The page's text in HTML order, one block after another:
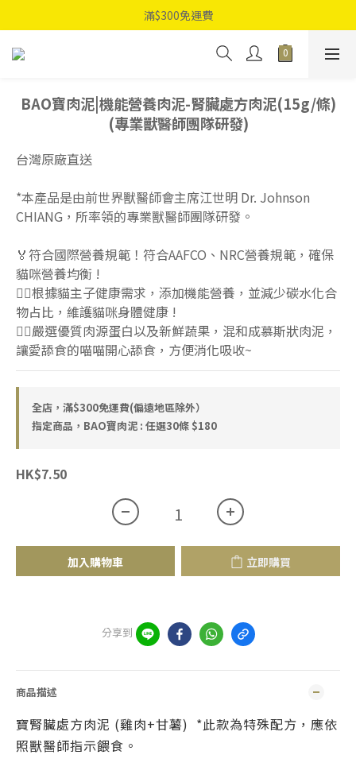
滿$300免運費
BAO寶肉泥|機能營養肉泥-腎臟處方肉泥(15g/條)
(專業獸醫師團隊研發)
台灣原廠直送
*本產品是由前世界獸醫師會主席江世明 Dr. Johnson
CHIANG，所率領的專業獸醫師團隊研發。
🏅符合國際營養規範！符合AAFCO、NRC營養規範，確保
貓咪營養均衡 !
👨‍⚕根據貓主子健康需求，添加機能營養，並減少碳水化合
物占比，維護貓咪身體健康 !
👨‍⚕嚴選優質肉源蛋白以及新鮮蔬果，混和成慕斯狀肉泥，
讓愛舔食的喵喵開心舔食，方便消化吸收~
全店，滿$300免運費(偏遠地區除外）
指定商品，BAO寶肉泥 : 任選30條 $180
HK$7.50
加入購物車 立即購買
分享到
商品描述
寶腎臟處方肉泥 (雞肉+甘薯) *此款為特殊配方，應依
照獸醫師指示餵食。